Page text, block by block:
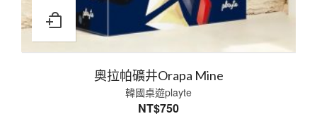
奧拉帕礦井Orapa Mine
韓國桌遊playte
NT$750